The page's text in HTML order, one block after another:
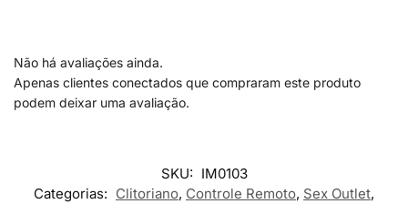
Não há avaliações ainda.
Apenas clientes conectados que compraram este produto
podem deixar uma avaliação.
SKU: IM0103
Categorias: Clitoriano, Controle Remoto, Sex Outlet,